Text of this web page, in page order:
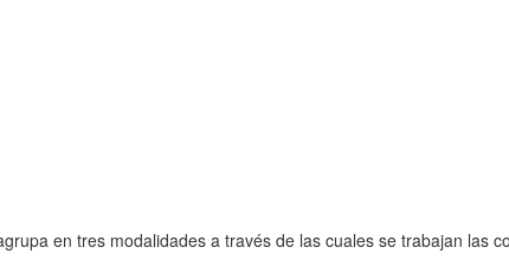
en tres modalidades a través de las cuales se trabajan las